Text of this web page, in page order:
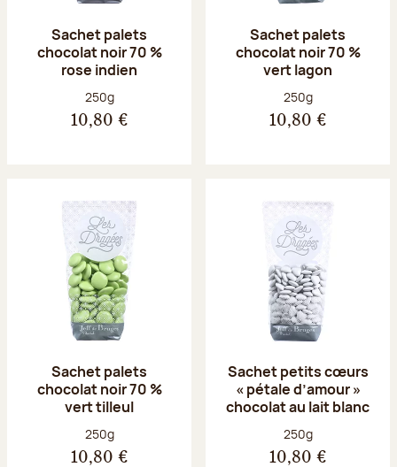
Sachet palets
chocolat noir 70 %
rose indien
Poids net :
250g
10,80 €
Sachet palets
chocolat noir 70 %
vert lagon
Poids net :
250g
10,80 €
Sachet palets
chocolat noir 70 %
vert tilleul
Poids net :
250g
10,80 €
Sachet petits cœurs
« pétale d’amour »
chocolat au lait blanc
Poids net :
250g
10,80 €